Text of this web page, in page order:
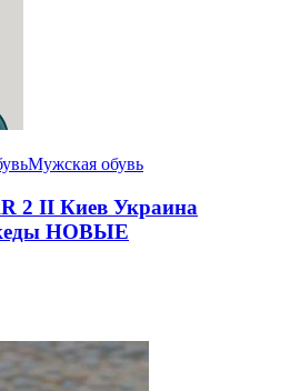
Мужская обувь
2 II Киев Украина
кеды НОВЫЕ